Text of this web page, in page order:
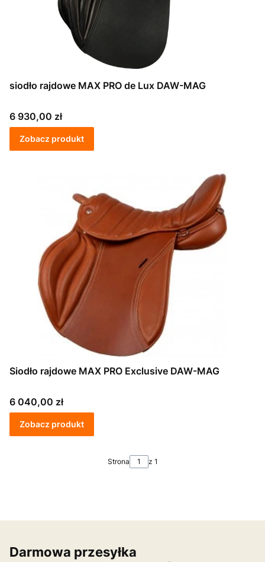
siodło rajdowe MAX PRO de Lux DAW-MAG
Cena
6 930,00 zł
Zobacz produkt
Siodło rajdowe MAX PRO Exclusive DAW-MAG
Cena
6 040,00 zł
Zobacz produkt
Strona z 1
Darmowa przesyłka